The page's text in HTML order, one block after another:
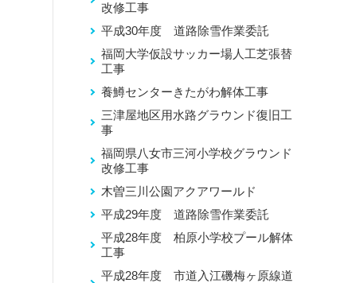
改修工事
平成30年度 道路除雪作業委託
福岡大学仮設サッカー場人工芝張替
工事
養鱒センターきたがわ解体工事
三津屋地区用水路グラウンド復旧工
事
福岡県八女市三河小学校グラウンド
改修工事
木曽三川公園アクアワールド
平成29年度 道路除雪作業委託
平成28年度 柏原小学校プール解体
工事
平成28年度 市道入江磯梅ヶ原線道